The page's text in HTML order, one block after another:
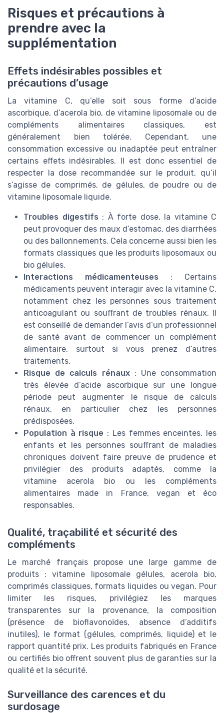
Risques et précautions à
prendre avec la
supplémentation
Effets indésirables possibles et
précautions d’usage
La vitamine C, qu’elle soit sous forme d’acide
ascorbique, d’acerola bio, de vitamine liposomale ou de
compléments alimentaires classiques, est
généralement bien tolérée. Cependant, une
consommation excessive ou inadaptée peut entraîner
certains effets indésirables. Il est donc essentiel de
respecter la dose recommandée sur le produit, qu’il
s’agisse de comprimés, de gélules, de poudre ou de
vitamine liposomale liquide.
Troubles digestifs : À forte dose, la vitamine C
peut provoquer des maux d’estomac, des diarrhées
ou des ballonnements. Cela concerne aussi bien les
formats classiques que les produits liposomaux ou
bio gélules.
Interactions médicamenteuses : Certains
médicaments peuvent interagir avec la vitamine C,
notamment chez les personnes sous traitement
anticoagulant ou souffrant de troubles rénaux. Il
est conseillé de demander l’avis d’un professionnel
de santé avant de commencer un complément
alimentaire, surtout si vous prenez d’autres
traitements.
Risque de calculs rénaux: Une consommation
très élevée d’acide ascorbique sur une longue
période peut augmenter le risque de calculs
rénaux, en particulier chez les personnes
prédisposées.
Population à risque : Les femmes enceintes, les
enfants et les personnes souffrant de maladies
chroniques doivent faire preuve de prudence et
privilégier des produits adaptés, comme la
vitamine acerola bio ou les compléments
alimentaires made in France, vegan et éco
responsables.
Qualité, traçabilité et sécurité des
compléments
Le marché français propose une large gamme de
produits : vitamine liposomale gélules, acerola bio,
comprimés classiques, formats liquides ou vegan. Pour
limiter les risques, privilégiez les marques
transparentes sur la provenance, la composition
(présence de bioflavonoïdes, absence d’additifs
inutiles), le format (gélules, comprimés, liquide) et le
rapport quantité prix. Les produits fabriqués en France
ou certifiés bio offrent souvent plus de garanties sur la
qualité et la sécurité.
Surveillance des carences et du
surdosage